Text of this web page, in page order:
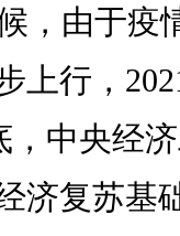
，由于疫
上行，
，中央经
济复苏基